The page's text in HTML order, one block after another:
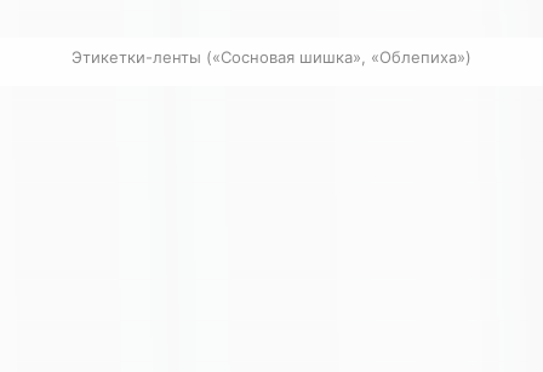
Этикетки-ленты («Сосновая шишка», «Облепиха»)